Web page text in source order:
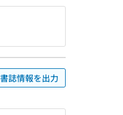
書誌情報を出力